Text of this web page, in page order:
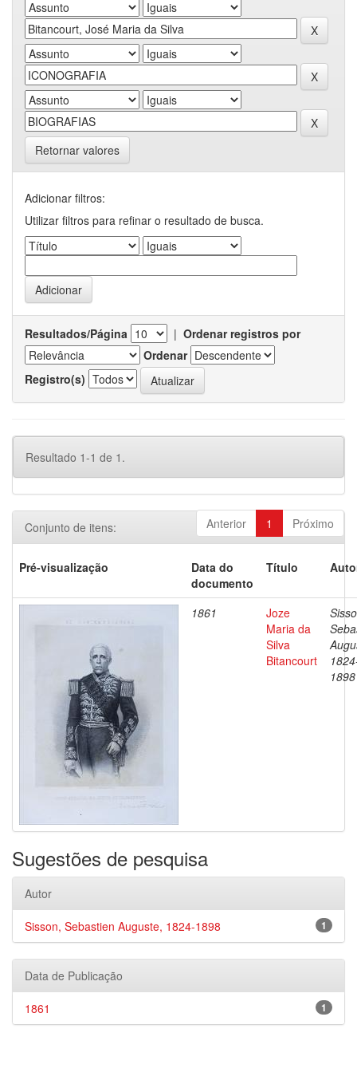
Retornar valores
Adicionar filtros:
Utilizar filtros para refinar o resultado de busca.
Resultados/Página | Ordenar registros por
Ordenar
Registro(s)
Resultado 1-1 de 1.
Anterior 1 Próximo
Conjunto de itens:
Pré-visualização
Data do
documento
Título
1861
Joze
Maria da
Silva
Bitancourt
1898
Sugestões de pesquisa
Autor
1
Sisson, Sebastien Auguste, 1824-1898
Data de Publicação
1
1861